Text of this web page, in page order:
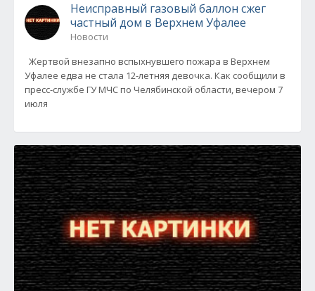
Неисправный газовый баллон сжег
частный дом в Верхнем Уфалее
Новости
Жертвой внезапно вспыхнувшего пожара в Верхнем
Уфалее едва не стала 12-летняя девочка. Как сообщили в
пресс-службе ГУ МЧС по Челябинской области, вечером 7
июля